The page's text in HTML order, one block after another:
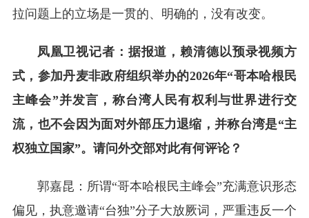
拉问题上的立场是一贯的、明确的，没有改变。
凤凰卫视记者：据报道，赖清德以预录视频方
式，参加丹麦非政府组织举办的2026年“哥本哈根民
主峰会”并发言，称台湾人民有权利与世界进行交
流，也不会因为面对外部压力退缩，并称台湾是“主
权独立国家”。请问外交部对此有何评论？
郭嘉昆：所谓“哥本哈根民主峰会”充满意识形态
偏见，执意邀请“台独”分子大放厥词，严重违反一个